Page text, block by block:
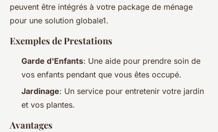
peuvent être intégrés à votre package de ménage
pour une solution globale1.
Exemples de Prestations
Garde d'Enfants: Une aide pour prendre soin de
vos enfants pendant que vous êtes occupé.
Jardinage: Un service pour entretenir votre jardin
et vos plantes.
Avantages